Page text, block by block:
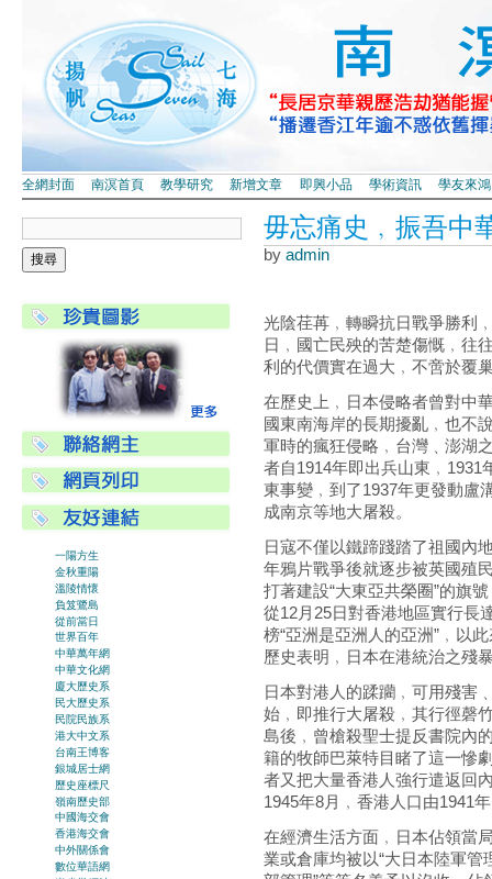
全網封面 南溟首頁 教學研究 新增文章 即興小品 學術資訊 學友來鴻
毋忘痛史﹐振吾中
by admin
光陰荏苒﹐轉瞬抗日戰爭勝利
日﹐國亡民殃的苦楚傷慨﹐往
利的代價實在過大﹐不啻於覆
在歷史上﹐日本侵略者曾對中
國東南海岸的長期擾亂﹐也不
軍時的瘋狂侵略﹐台灣﹑澎湖
者自1914年即出兵山東
東事變﹐到了1937年更發動盧
成南京等地大屠殺。
日寇不僅以鐵蹄踐踏了祖國內
年鴉片戰爭後就逐步被英國殖
打著建設“大東亞共榮圈”的旗
從12月25日對香港地區實行長
榜“亞洲是亞洲人的亞洲”﹐以
歷史表明﹐日本在港統治之殘
日本對港人的蹂躪﹐可用殘害
始﹐即推行大屠殺﹐其行徑磬
島後﹐曾槍殺聖士提反書院內
籍的牧師巴萊特目睹了這一慘
者又把大量香港人強行遣返回
1945年8月﹐香港人口由1941
在經濟生活方面﹐日本佔領當
業或倉庫均被以“大日本陸軍管
一陽方生
金秋重陽
溫陵情懷
負笈鷺島
從前當日
世界百年
中華萬年網
中華文化網
廈大歷史系
民大歷史系
民院民族系
港大中文系
台南王博客
銀城居士網
歷史座標尺
嶺南歷史部
中國海交會
香港海交會
中外關係會
數位華語網